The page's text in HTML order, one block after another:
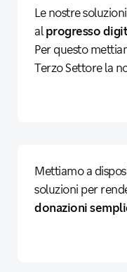
Le nostre
alprogresso
Per questo
Terzo Settore la
Mettiamo a
soluzioni per
donazioni